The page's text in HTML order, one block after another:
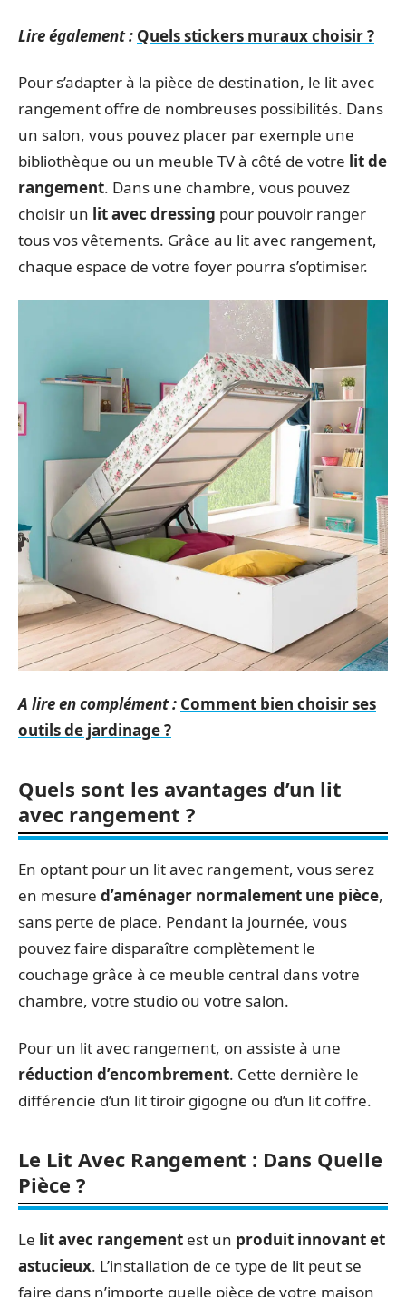
Lire également : Quels stickers muraux choisir ?
Pour s’adapter à la pièce de destination, le lit avec
rangement offre de nombreuses possibilités. Dans
un salon, vous pouvez placer par exemple une
bibliothèque ou un meuble TV à côté de votre lit de
rangement. Dans une chambre, vous pouvez
choisir un lit avec dressing pour pouvoir ranger
tous vos vêtements. Grâce au lit avec rangement,
chaque espace de votre foyer pourra s’optimiser.
A lire en complément : Comment bien choisir ses
outils de jardinage ?
Quels sont les avantages d’un lit
avec rangement ?
En optant pour un lit avec rangement, vous serez
en mesure d’aménager normalement une pièce,
sans perte de place. Pendant la journée, vous
pouvez faire disparaître complètement le
couchage grâce à ce meuble central dans votre
chambre, votre studio ou votre salon.
Pour un lit avec rangement, on assiste à une
réduction d’encombrement. Cette dernière le
différencie d’un lit tiroir gigogne ou d’un lit coffre.
Le Lit Avec Rangement : Dans Quelle
Pièce ?
Le lit avec rangement est un produit innovant et
astucieux. L’installation de ce type de lit peut se
faire dans n’importe quelle pièce de votre maison